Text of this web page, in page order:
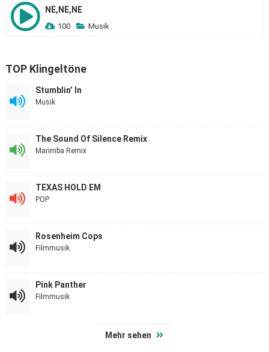
NE,NE,NE
100 Musik
TOP Klingeltöne
Stumblin’ In
Musik
The Sound Of Silence Remix
Marimba Remix
TEXAS HOLD EM
POP
Rosenheim Cops
Filmmusik
Pink Panther
Filmmusik
Mehr sehen